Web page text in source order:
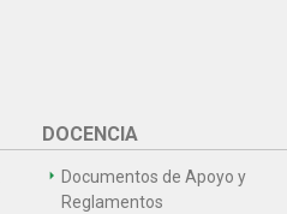
DOCENCIA
Documentos de Apoyo y
Reglamentos